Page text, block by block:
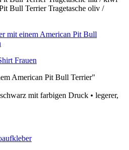
Frauen
American Pit Bull Terrier"
mit farbigen Druck • legerer,